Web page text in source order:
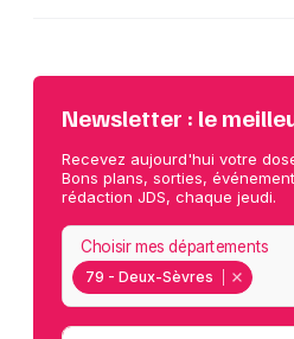
Newsletter : le
Recevez aujourd'hui votre
Bons plans, sorties,
rédaction JDS, chaque jeudi.
79 - Deux-Sèvres
Choisir mes départements